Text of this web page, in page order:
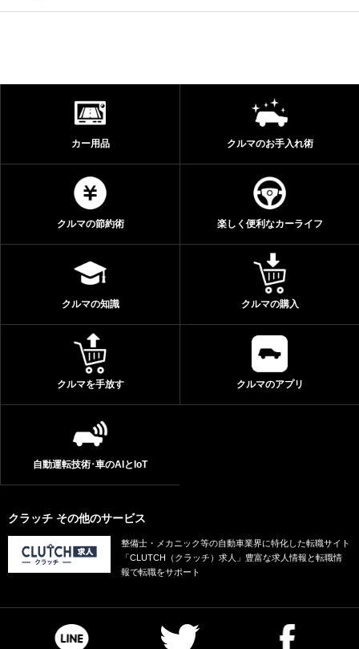
カー用品 クルマのお手入れ術
クルマの節約術 楽しく便利なカーライフ
クルマの知識 クルマの購入
クルマを手放す クルマのアプリ
自動運転技術･車のAIとIoT
クラッチ その他のサービス
整備士・メカニック等の自動車業界に特化した転職サイト
「CLUTCH（クラッチ）求人」豊富な求人情報と転職情
報で転職をサポート